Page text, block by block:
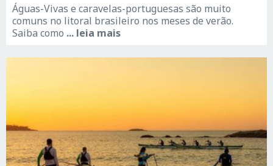
Águas-Vivas e caravelas-portuguesas são muito
comuns no litoral brasileiro nos meses de verão.
Saiba como ... leia mais